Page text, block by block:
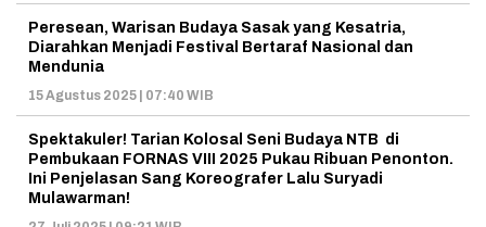
Peresean, Warisan Budaya Sasak yang Kesatria,
Diarahkan Menjadi Festival Bertaraf Nasional dan
Mendunia
15 Agustus 2025 | 07:40 WIB
Spektakuler! Tarian Kolosal Seni Budaya NTB di
Pembukaan FORNAS VIII 2025 Pukau Ribuan Penonton.
Ini Penjelasan Sang Koreografer Lalu Suryadi
Mulawarman!